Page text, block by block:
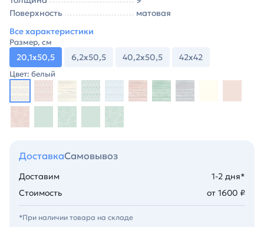
Поверхность
матовая
Все характеристики
Размер, см
20,1х50,5 6,2х50,5 40,2х50,5 42х42
Цвет: белый
ДоставкаСамовывоз
Доставим
1-2 дня*
Стоимость
от 1600 ₽
*При наличии товара на складе